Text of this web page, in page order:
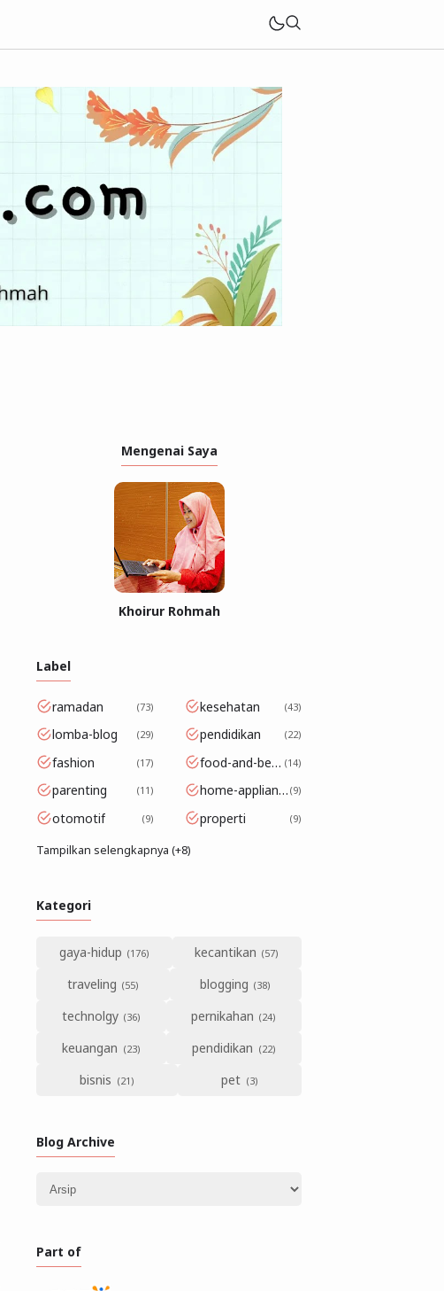
Mengenai Saya
Khoirur Rohmah
Label
ramadan 73 kesehatan 43
lomba-blog 29 pendidikan 22
fashion 17 food-and-beverage 14
parenting 11 home-appliance 9
otomotif 9 properti 9
Tampilkan selengkapnya (+8)
Kategori
gaya-hidup
kecantikan
traveling
blogging
technolgy
pernikahan
keuangan
pendidikan
bisnis
pet
Blog Archive
Part of